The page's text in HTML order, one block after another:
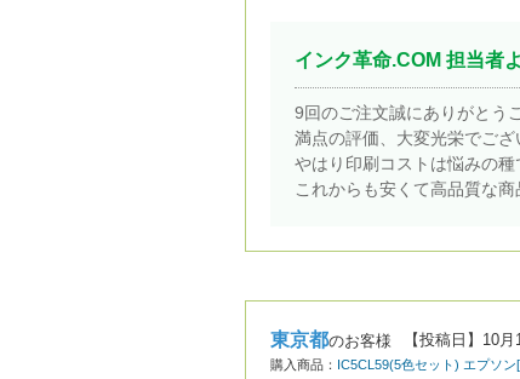
インク革命.COM 担当者
9回のご注文誠にありがとう
満点の評価、大変光栄でござ
やはり印刷コストは悩みの
これからも安くて高品質な
東京都のお客様 【投稿日】 10月
購入商品： IC5CL59(5色セット) エプソ